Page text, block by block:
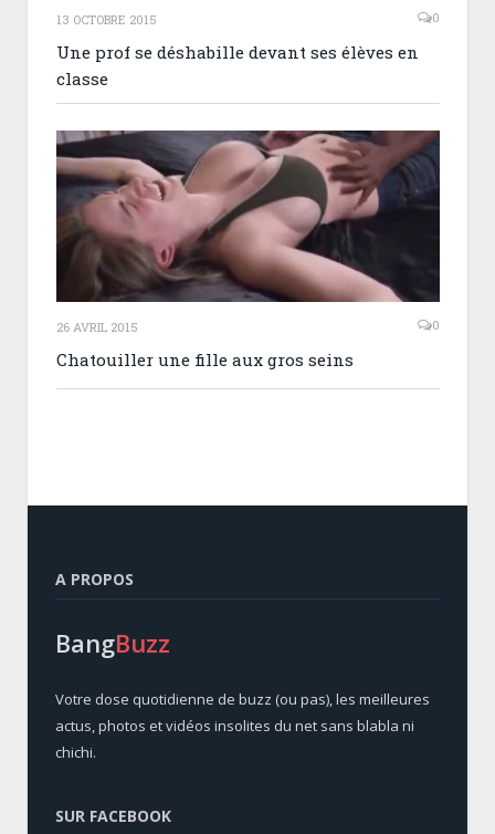
13 OCTOBRE 2015 0
Une prof se déshabille devant ses élèves en
classe
26 AVRIL 2015 0
Chatouiller une fille aux gros seins
A PROPOS
BangBuzz
Votre dose quotidienne de buzz (ou pas), les meilleures
actus, photos et vidéos insolites du net sans blabla ni
chichi.
SUR FACEBOOK